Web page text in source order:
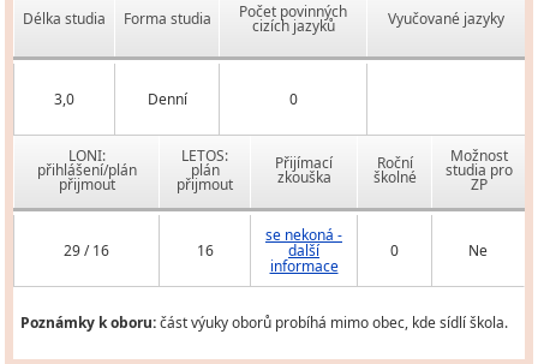
Délka studia Forma studia Počet povinných
cizích jazyků Vyučované jazyky
3,0 Denní 0
LONI:
přihlášení/plán
přijmout
LETOS:
plán
přijmout
Přijímací
zkouška
Roční
školné
Možnost
studia pro
ZP
29 / 16 16
se nekoná -
další
informace
0 Ne
Poznámky k oboru:část výuky oborů probíhá mimo obec, kde sídlí škola.